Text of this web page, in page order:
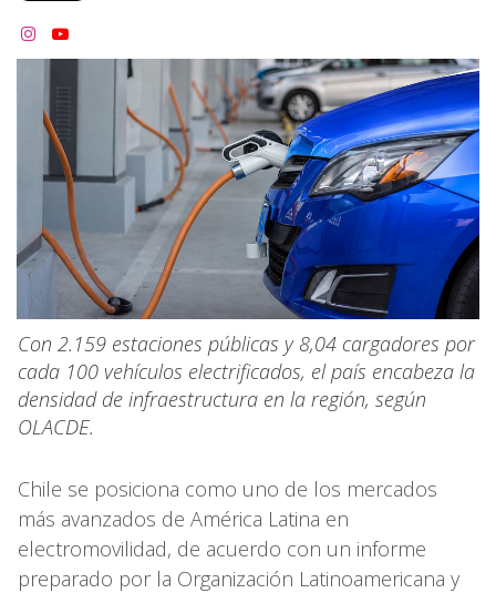
 
Con 2.159 estaciones públicas y 8,04 cargadores por
cada 100 vehículos electrificados, el país encabeza la
densidad de infraestructura en la región, según
OLACDE.
Chile se posiciona como uno de los mercados
más avanzados de América Latina en
electromovilidad, de acuerdo con un informe
preparado por la Organización Latinoamericana y